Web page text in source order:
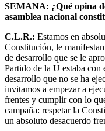
SEMANA: ¿Qué opina
asamblea nacional
C.L.R.: Estamos en
Constitución, le
de desarrollo que se le
Partido de la U estaba
desarrollo que no se ha
invitamos a empezar a
frentes y cumplir con lo
campaña: respetar la
un absoluto desacuerdo